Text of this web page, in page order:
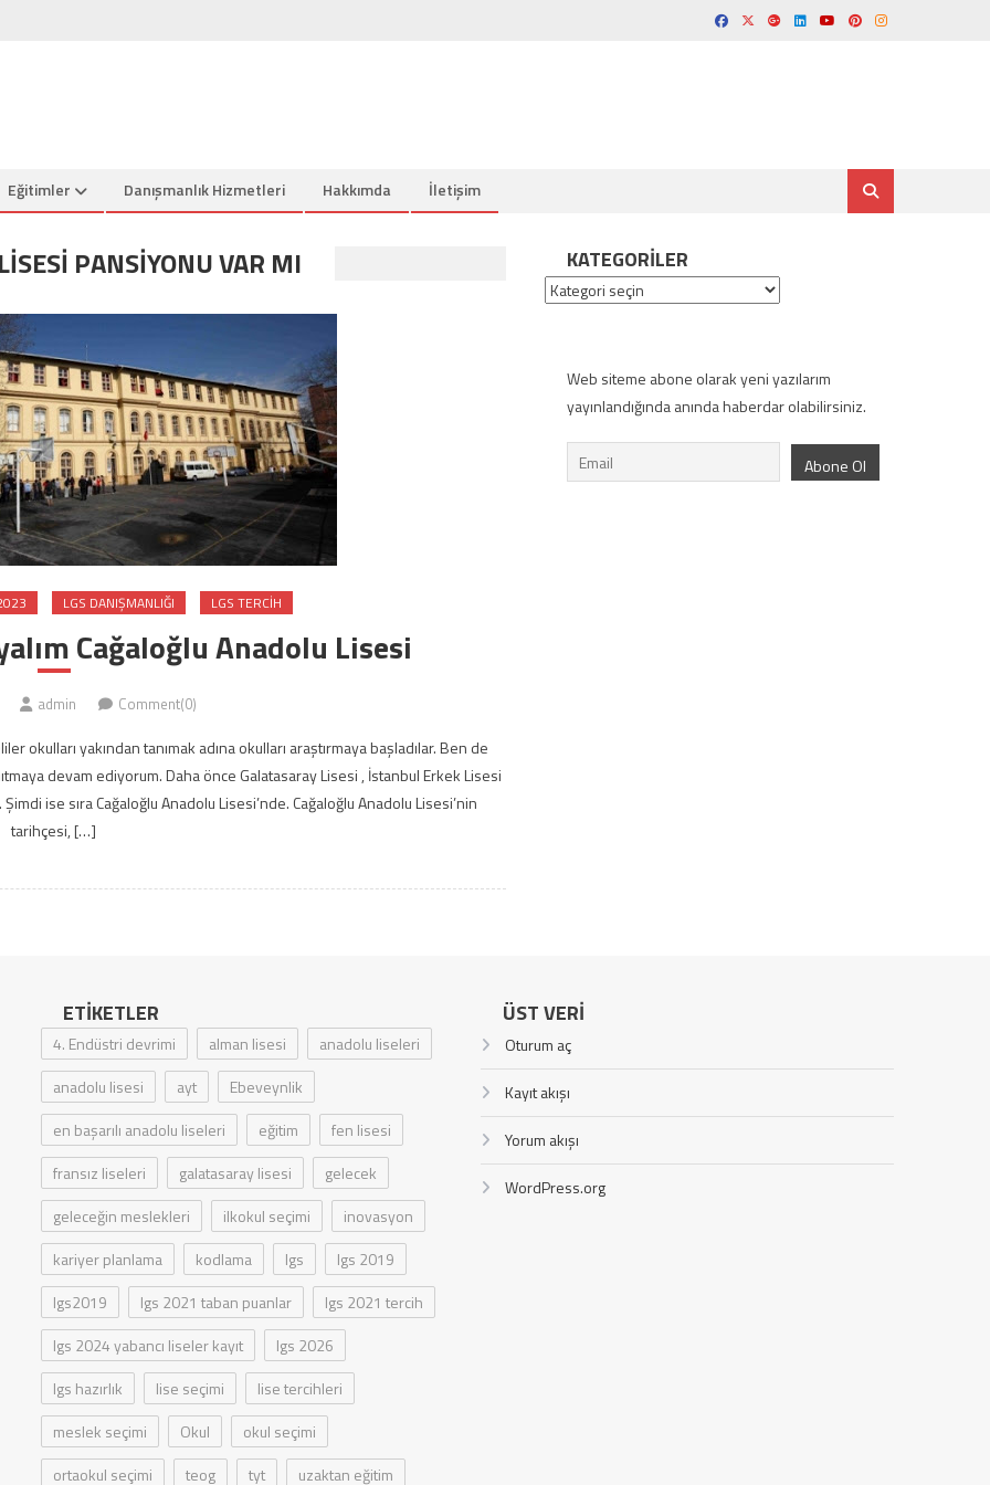
Eğitimler Danışmanlık Hizmetleri Hakkımda İletişim
PANSIYONU VAR MI
LGS DANIŞMANLIĞI LGS TERCIH
Cağaloğlu Anadolu Lisesi
admin Comment(0)
okulları yakından tanımak adına okulları araştırmaya başladılar. Ben de
devam ediyorum. Daha önce Galatasaray Lisesi , İstanbul Erkek Lisesi
ise sıra Cağaloğlu Anadolu Lisesi’nde. Cağaloğlu Anadolu Lisesi’nin
tarihçesi, […]
KATEGORILER
Kategoriler
Web siteme abone olarak yeni yazılarım
yayınlandığında anında haberdar olabilirsiniz.
ETIKETLER
4. Endüstri devrimi alman lisesi
anadolu liseleri
anadolu lisesi
ayt
Ebeveynlik
en başarılı anadolu liseleri
eğitim
fen lisesi
fransız liseleri
galatasaray lisesi
gelecek
geleceğin meslekleri
ilkokul seçimi
inovasyon
kariyer planlama
kodlama lgs
lgs 2019
lgs2019
lgs 2021 taban puanlar
lgs 2021 tercih
lgs 2024 yabancı liseler kayıt
lgs 2026
lgs hazırlık
lise seçimi
lise tercihleri
meslek seçimi
Okul
okul seçimi
ortaokul seçimi
teog tyt uzaktan eğitim
ÜST VERI
Oturum aç
Kayıt akışı
Yorum akışı
WordPress.org